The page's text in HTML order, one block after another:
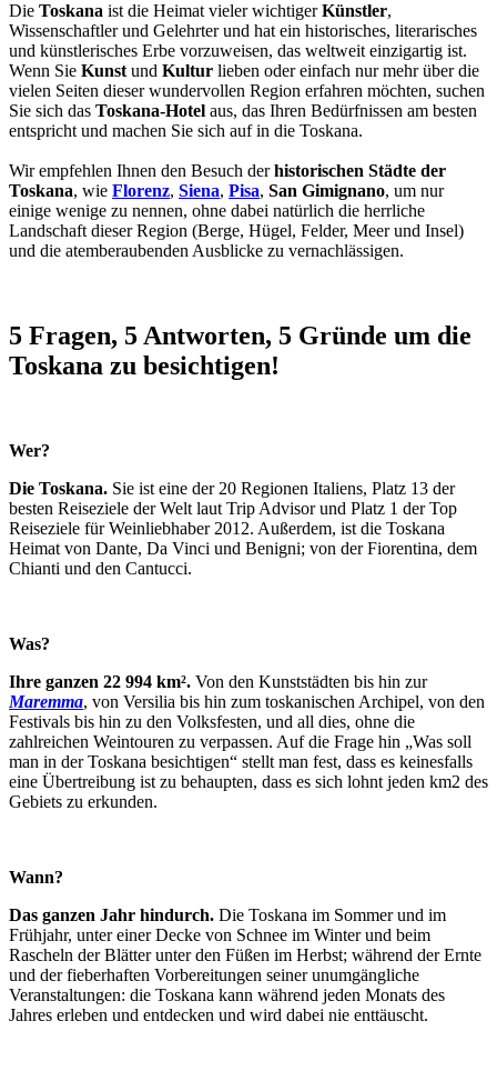
Die Toskana ist die Heimat vieler wichtigerKünstler,
Wissenschaftler und Gelehrter und hat ein historisches, literarisches
und künstlerisches Erbe vorzuweisen, das weltweit einzigartig ist.
Wenn Sie Kunst und Kultur lieben oder einfach nur mehr über die
vielen Seiten dieser wundervollen Region erfahren möchten, suchen
Sie sich das Toskana-Hotel aus, das Ihren Bedürfnissen am besten
entspricht und machen Sie sich auf in die Toskana.
Wir empfehlen Ihnen den Besuch derhistorischen Städte der
Toskana, wie Florenz, Siena, Pisa, San Gimignano, um nur
einige wenige zu nennen, ohne dabei natürlich die herrliche
Landschaft dieser Region (Berge, Hügel, Felder, Meer und Insel)
und die atemberaubenden Ausblicke zu vernachlässigen.
5 Fragen, 5 Antworten, 5 Gründe um die
Toskana zu besichtigen!
Wer?
Die Toskana. Sie ist eine der 20 Regionen Italiens, Platz 13 der
besten Reiseziele der Welt laut Trip Advisor und Platz 1 der Top
Reiseziele für Weinliebhaber 2012. Außerdem, ist die Toskana
Heimat von Dante, Da Vinci und Benigni; von der Fiorentina, dem
Chianti und den Cantucci.
Was?
Ihre ganzen 22 994 km². Von den Kunststädten bis hin zur
Maremma, von Versilia bis hin zum toskanischen Archipel, von den
Festivals bis hin zu den Volksfesten, und all dies, ohne die
zahlreichen Weintouren zu verpassen. Auf die Frage hin „Was soll
man in der Toskana besichtigen“ stellt man fest, dass es keinesfalls
eine Übertreibung ist zu behaupten, dass es sich lohnt jeden km2 des
Gebiets zu erkunden.
Wann?
Das ganzen Jahr hindurch. Die Toskana im Sommer und im
Frühjahr, unter einer Decke von Schnee im Winter und beim
Rascheln der Blätter unter den Füßen im Herbst; während der Ernte
und der fieberhaften Vorbereitungen seiner unumgängliche
Veranstaltungen: die Toskana kann während jeden Monats des
Jahres erleben und entdecken und wird dabei nie enttäuscht.